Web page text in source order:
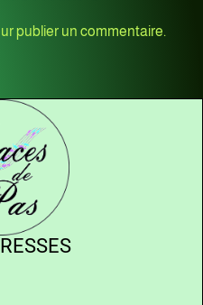
publier un commentaire.